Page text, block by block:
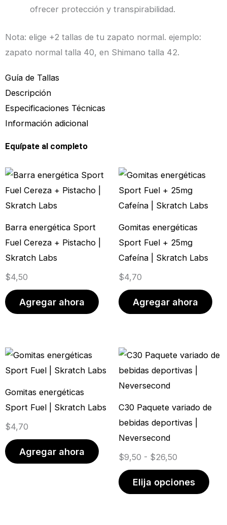
ofrecer protección y transpirabilidad.
Nota: elige +2 tallas de tu zapato normal. ejemplo:
zapato normal talla 40, en Shimano talla 42.
Guía de Tallas
Descripción
Especificaciones Técnicas
Información adicional
Equípate al completo
Barra energética Sport
Fuel Cereza + Pistacho |
Skratch Labs
$4,50
Agregar ahora
Gomitas energéticas
Sport Fuel + 25mg
Cafeína | Skratch Labs
$4,70
Agregar ahora
Gomitas energéticas
Sport Fuel | Skratch Labs
$4,70
Agregar ahora
C30 Paquete variado de
bebidas deportivas |
Neversecond
$9,50 - $26,50
Rango
de
$9,50
hasta
Elija opciones
Este